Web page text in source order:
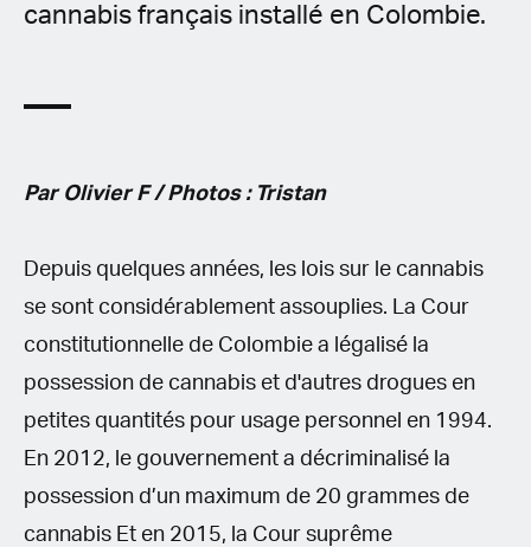
cannabis français installé en Colombie.
Par Olivier F / Photos : Tristan
Depuis quelques années, les lois sur le cannabis
se sont considérablement assouplies. La Cour
constitutionnelle de Colombie a légalisé la
possession de cannabis et d'autres drogues en
petites quantités pour usage personnel en 1994.
En 2012, le gouvernement a décriminalisé la
possession d’un maximum de 20 grammes de
cannabis Et en 2015, la Cour suprême